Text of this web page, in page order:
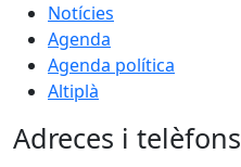
Notícies
Agenda
Agenda política
Altiplà
Adreces i telèfons